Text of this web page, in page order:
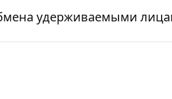
удерживаемыми